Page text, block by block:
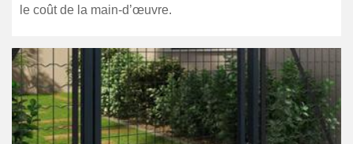
le coût de la main-d’œuvre.